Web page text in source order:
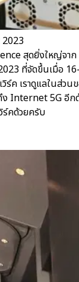
สุดยิ่งใหญ่จา
ที่จัดขึ้นเมื่อ
ร์ค เราดูแลในส่วน
Internet 5G อี
ร์คด้วยครับ